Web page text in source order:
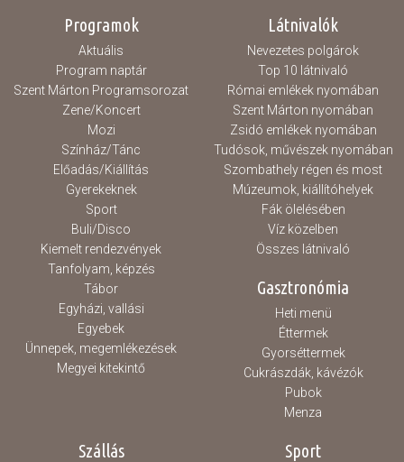
Programok
Aktuális
Program naptár
Szent Márton Programsorozat
Zene/Koncert
Mozi
Színház/Tánc
Előadás/Kiállítás
Gyerekeknek
Sport
Buli/Disco
Kiemelt rendezvények
Tanfolyam, képzés
Tábor
Egyházi, vallási
Egyebek
Ünnepek, megemlékezések
Megyei kitekintő
Látnivalók
Nevezetes polgárok
Top 10 látnivaló
Római emlékek nyomában
Szent Márton nyomában
Zsidó emlékek nyomában
Tudósok, művészek nyomában
Szombathely régen és most
Múzeumok, kiállítóhelyek
Fák ölelésében
Víz közelben
Összes látnivaló
Gasztronómia
Heti menü
Éttermek
Gyorséttermek
Cukrászdák, kávézók
Pubok
Menza
Szállás Sport